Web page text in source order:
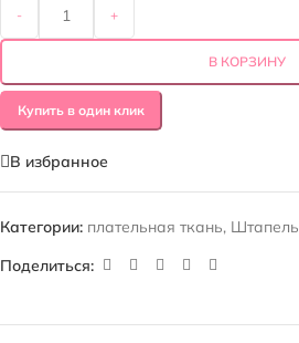
- +
В КОРЗИНУ
Купить в один клик
В избранное
Категории: плательная ткань, Штапель
Поделиться: